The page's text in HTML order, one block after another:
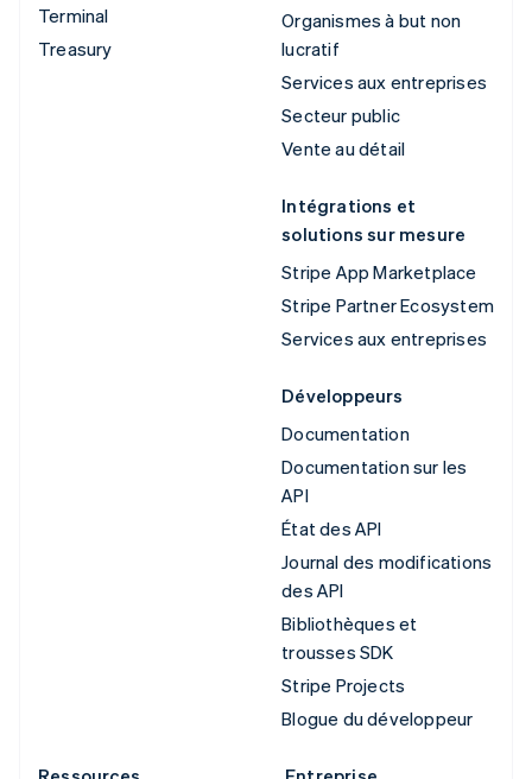
Terminal
Treasury
Organismes à but non
lucratif
Services aux entreprises
Secteur public
Vente au détail
Intégrations et
solutions sur mesure
Stripe App Marketplace
Stripe Partner Ecosystem
Services aux entreprises
Développeurs
Documentation
Documentation sur les
API
État des API
Journal des modifications
des API
Bibliothèques et
trousses SDK
Stripe Projects
Blogue du développeur